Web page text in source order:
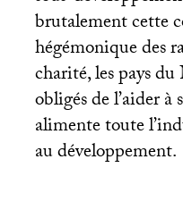
brutalement cette
hégémonique des
charité, les pays
obligés de l’aider à
alimente toute
au développement.